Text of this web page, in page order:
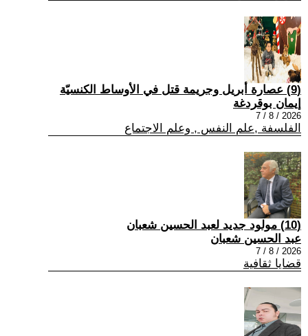
(9) عصارة أبريل وجريمة قتل في الأوساط الكنسيّة
إيمان بوقردغة
2026 / 8 / 7
الفلسفة ,علم النفس , وعلم الاجتماع
(10) مولود جديد لعبد الحسين شعبان
عبد الحسين شعبان
2026 / 8 / 7
قضايا ثقافية